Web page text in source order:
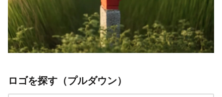
ロゴを探す（プルダウン）